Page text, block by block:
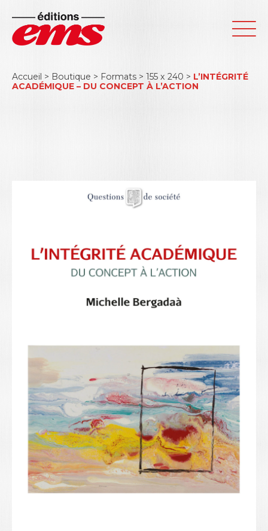
Accueil > Boutique > Formats > 155 x 240 > L’INTÉGRITÉ
ACADÉMIQUE – DU CONCEPT À L’ACTION